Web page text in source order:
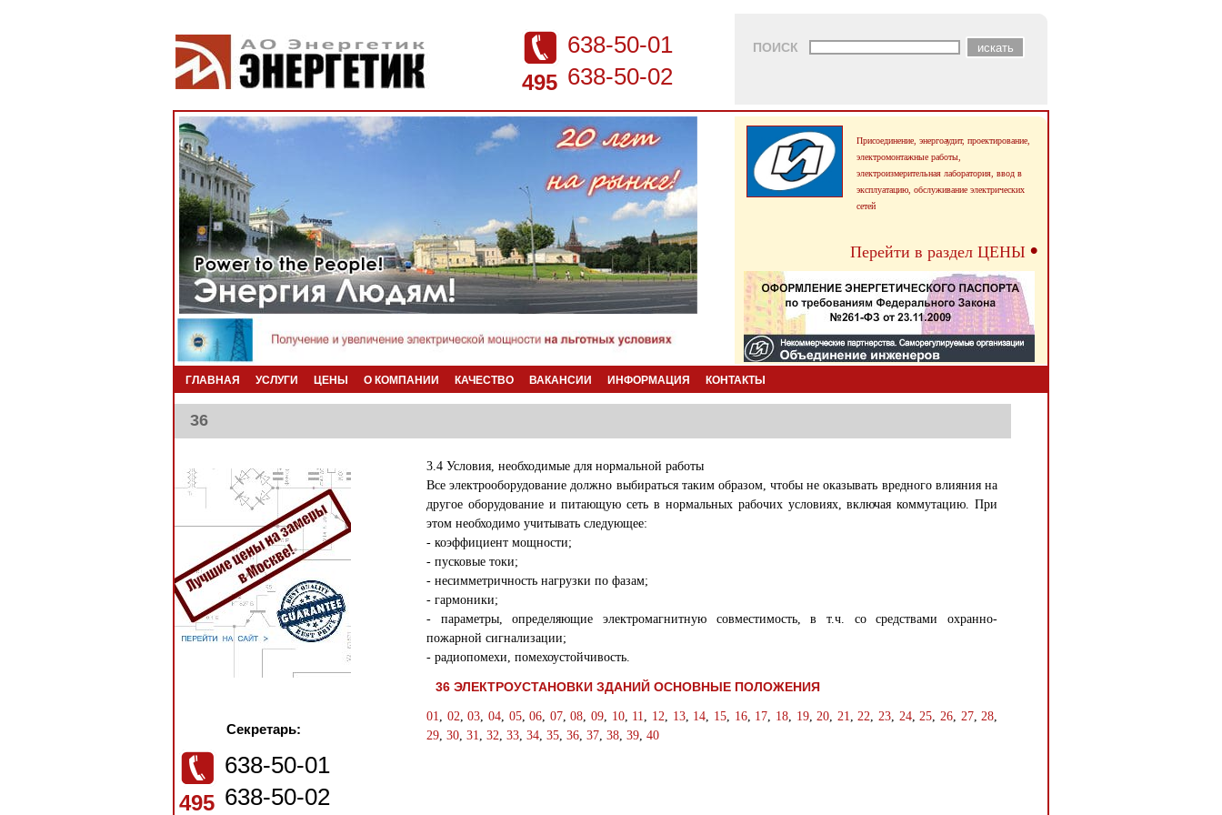
495
638-50-01
638-50-02
ПОИСК
Присоединение, энергоаудит, проектирование,
электромонтажные работы,
электроизмерительная лаборатория, ввод в
эксплуатацию, обслуживание электрических
сетей
Перейти в раздел ЦЕНЫ •
ГЛАВНАЯ УСЛУГИ ЦЕНЫ О КОМПАНИИ КАЧЕСТВО ВАКАНСИИ ИНФОРМАЦИЯ КОНТАКТЫ
36
Секретарь:
495
638-50-01
638-50-02
3.4 Условия, необходимые для нормальной работы
Все электрооборудование должно выбираться таким образом, чтобы не оказывать вредного влияния на
другое оборудование и питающую сеть в нормальных рабочих условиях, включая коммутацию. При
этом необходимо учитывать следующее:
- коэффициент мощности;
- пусковые токи;
- несимметричность нагрузки по фазам;
- гармоники;
- параметры, определяющие электромагнитную совместимость, в т.ч. со средствами охранно-
пожарной сигнализации;
- радиопомехи, помехоустойчивость.
36 ЭЛЕКТРОУСТАНОВКИ ЗДАНИЙ ОСНОВНЫЕ ПОЛОЖЕНИЯ
01, 02,03, 04, 05,06, 07,08,09, 10, 11, 12, 13, 14, 15, 16, 17, 18, 19,20, 21,22,23, 24,25,26, 27,28,
29, 30, 31, 32, 33, 34, 35, 36, 37, 38, 39, 40